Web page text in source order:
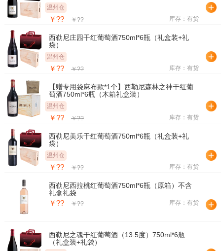
温州仓
￥?? ￥?? 库存：有货
西勒尼庄园干红葡萄酒750ml*6瓶（礼盒装+礼
袋）
温州仓
￥?? ￥?? 库存：有货
【赠专用袋麻布款*1个】西勒尼森林之神干红葡
萄酒750ml*6瓶（木箱礼盒装）
温州仓
￥?? ￥?? 库存：有货
西勒尼美乐干红葡萄酒750ml*6瓶（礼盒装+礼
袋）
温州仓
￥?? ￥?? 库存：有货
西勒尼西拉桃红葡萄酒750ml*6瓶（原箱）不含
礼盒礼袋
￥?? ￥?? 库存：有货
西勒尼之魂干红葡萄酒（13.5度）750ml*6瓶
（礼盒装+礼袋）